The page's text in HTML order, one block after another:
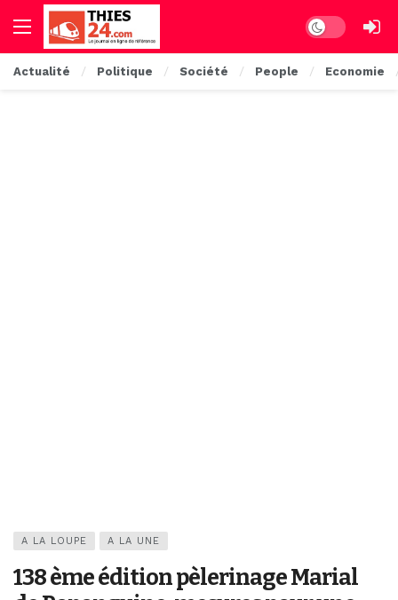
Dark mode
Actualité Politique Société People Economie
A LA LOUPE A LA UNE
138 ème édition pèlerinage Marial